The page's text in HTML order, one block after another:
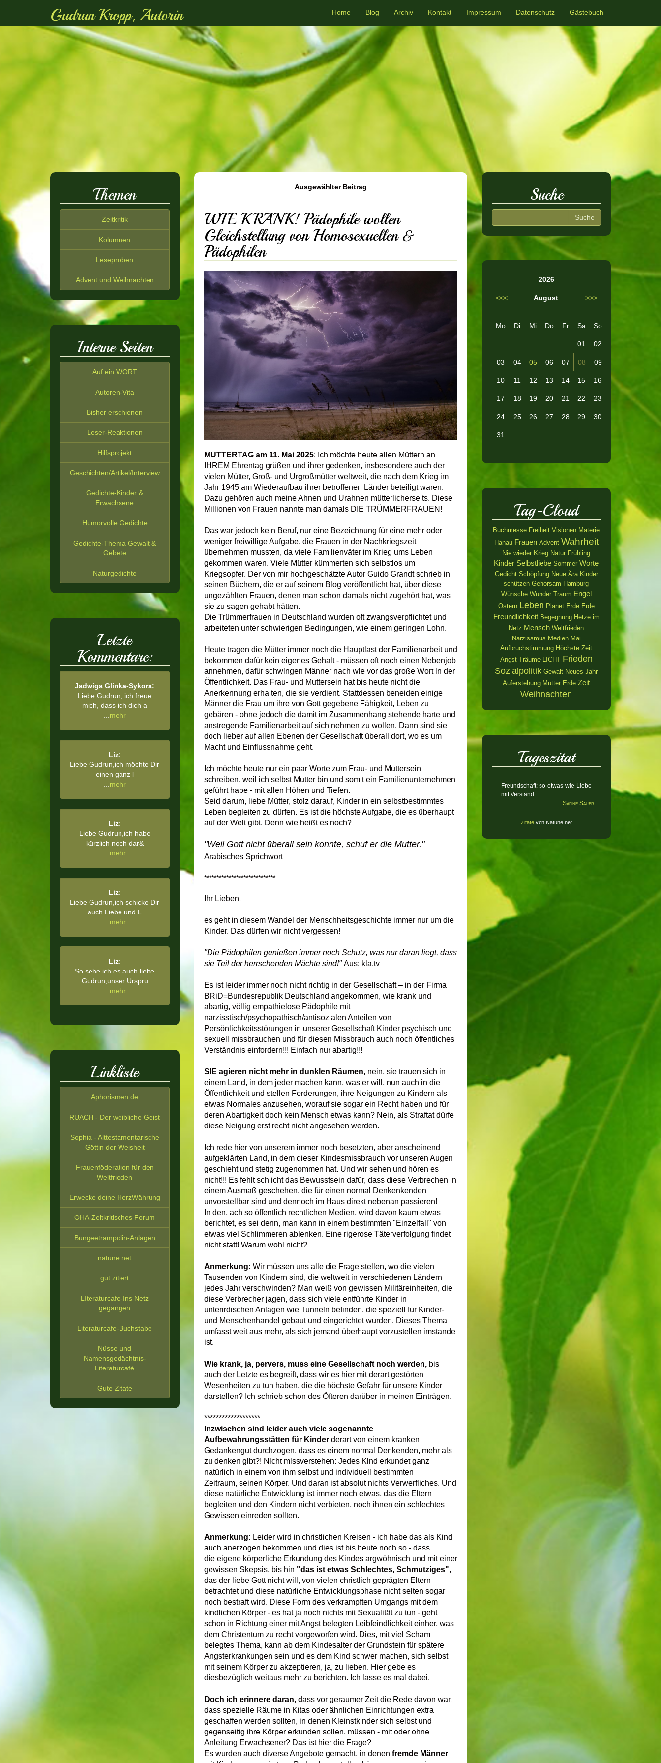
Gudrun Kropp, Autorin Home Blog Archiv Kontakt Impressum Datenschutz Gästebuch
Ausgewählter Beitrag
WIE KRANK! Pädophile wollen
Gleichstellung von Homosexuellen &
Pädophilen
MUTTERTAG am 11. Mai 2025: Ich möchte heute allen Müttern an
IHREM Ehrentag grüßen und ihrer gedenken, insbesondere auch der
vielen Mütter, Groß- und Urgroßmütter weltweit, die nach dem Krieg im
Jahr 1945 am Wiederaufbau ihrer betroffenen Länder beteiligt waren.
Dazu gehören auch meine Ahnen und Urahnen mütterlicherseits. Diese
Millionen von Frauen nannte man damals DIE TRÜMMERFRAUEN!
Das war jedoch kein Beruf, nur eine Bezeichnung für eine mehr oder
weniger freiwillige Aufgabe, die Frauen in der Nachkriegszeit
übernehmen mussten, da viele Familienväter im Krieg ums Leben
gekommen waren. Viele Mütter kümmerten sich selbstlos um
Kriegsopfer. Der von mir hochgeschätzte Autor Guido Grandt schrieb in
seinen Büchern, die er auf seinem Blog veröffentlicht hat, über diese
ungezählten Frauen, denen man schon damals nicht zugehört hat, was
sie zu sagen gehabt hätten.
Die Trümmerfrauen in Deutschland wurden oft zwangsverpflichtet und
arbeiteten unter schwierigen Bedingungen, wie einem geringen Lohn.
Heute tragen die Mütter immer noch die Hauptlast der Familienarbeit und
bekommen dafür kein eigenes Gehalt - müssen oft noch einen Nebenjob
annehmen, dafür schwingen Männer nach wie vor das große Wort in der
Öffentlichkeit. Das Frau- und Muttersein hat bis heute nicht die
Anerkennung erhalten, die sie verdient. Stattdessen beneiden einige
Männer die Frau um ihre von Gott gegebene Fähigkeit, Leben zu
gebären - ohne jedoch die damit im Zusammenhang stehende harte und
anstregende Familienarbeit auf sich nehmen zu wollen. Dann sind sie
doch lieber auf allen Ebenen der Gesellschaft überall dort, wo es um
Macht und Einflussnahme geht.
Ich möchte heute nur ein paar Worte zum Frau- und Muttersein
schreiben, weil ich selbst Mutter bin und somit ein Familienunternehmen
geführt habe - mit allen Höhen und Tiefen.
Seid darum, liebe Mütter, stolz darauf, Kinder in ein selbstbestimmtes
Leben begleiten zu dürfen. Es ist die höchste Aufgabe, die es überhaupt
auf der Welt gibt. Denn wie heißt es noch?
"Weil Gott nicht überall sein konnte, schuf er die Mutter."
Arabisches Sprichwort
*****************************
Ihr Lieben,
es geht in diesem Wandel der Menschheitsgeschichte immer nur um die
Kinder. Das dürfen wir nicht vergessen!
"Die Pädophilen genießen immer noch Schutz, was nur daran liegt, dass
sie Teil der herrschenden Mächte sind!"Aus: kla.tv
Es ist leider immer noch nicht richtig in der Gesellschaft – in der Firma
BRiD=Bundesrepublik Deutschland angekommen, wie krank und
abartig, völlig empathielose Pädophile mit
narzisstisch/psychopathisch/antisozialen Anteilen von
Persönlichkeitsstörungen in unserer Gesellschaft Kinder psychisch und
sexuell missbrauchen und für diesen Missbrauch auch noch öffentliches
Verständnis einfordern!!! Einfach nur abartig!!!
SIE agieren nicht mehr in dunklen Räumen, nein, sie trauen sich in
einem Land, in dem jeder machen kann, was er will, nun auch in die
Öffentlichkeit und stellen Forderungen, ihre Neigungen zu Kindern als
etwas Normales anzusehen, worauf sie sogar ein Recht haben und für
deren Abartigkeit doch kein Mensch etwas kann? Nein, als Straftat dürfe
diese Neigung erst recht nicht angesehen werden.
Ich rede hier von unserem immer noch besetzten, aber anscheinend
aufgeklärten Land, in dem dieser Kindesmissbrauch vor unseren Augen
geschieht und stetig zugenommen hat. Und wir sehen und hören es
nicht!!! Es fehlt schlicht das Bewusstsein dafür, dass diese Verbrechen in
einem Ausmaß geschehen, die für einen normal Denkenkenden
unvorstellbar sind und dennoch im Haus direkt nebenan passieren!
In den, ach so öffentlich rechtlichen Medien, wird davon kaum etwas
berichtet, es sei denn, man kann in einem bestimmten "Einzelfall" von
etwas viel Schlimmeren ablenken. Eine rigerose Täterverfolgung findet
nicht statt! Warum wohl nicht?
Anmerkung: Wir müssen uns alle die Frage stellen, wo die vielen
Tausenden von Kindern sind, die weltweit in verschiedenen Ländern
jedes Jahr verschwinden? Man weiß von gewissen Militäreinheiten, die
diese Verbrecher jagen, dass sich viele entführte Kinder in
unterirdischen Anlagen wie Tunneln befinden, die speziell für Kinder-
und Menschenhandel gebaut und eingerichtet wurden. Dieses Thema
umfasst weit aus mehr, als sich jemand überhaupt vorzustellen imstande
ist.
Wie krank, ja, pervers, muss eine Gesellschaft noch werden,bis
auch der Letzte es begreift, dass wir es hier mit derart gestörten
Wesenheiten zu tun haben, die die höchste Gefahr für unsere Kinder
darstellen? Ich schrieb schon des Öfteren darüber in meinen Einträgen.
*******************
Inzwischen sind leider auch viele sogenannte
Aufbewahrungsstätten für Kinder derart von einem kranken
Gedankengut durchzogen, dass es einem normal Denkenden, mehr als
zu denken gibt?! Nicht missverstehen: Jedes Kind erkundet ganz
natürlich in einem von ihm selbst und individuell bestimmten
Zeitraum, seinen Körper. Und daran ist absolut nichts Verwerfliches. Und
diese natürliche Entwicklung ist immer noch etwas, das die Eltern
begleiten und den Kindern nicht verbieten, noch ihnen ein schlechtes
Gewissen einreden sollten.
Anmerkung: Leider wird in christlichen Kreisen - ich habe das als Kind
auch anerzogen bekommen und dies ist bis heute noch so - dass
die eigene körperliche Erkundung des Kindes argwöhnisch und mit einer
gewissen Skepsis, bis hin "das ist etwas Schlechtes, Schmutziges",
das der liebe Gott nicht will, von vielen christlich geprägten Eltern
betrachtet und diese natürliche Entwicklungsphase nicht selten sogar
noch bestraft wird. Diese Form des verkrampften Umgangs mit dem
kindlichen Körper - es hat ja noch nichts mit Sexualität zu tun - geht
schon in Richtung einer mit Angst belegten Leibfeindlichkeit einher, was
dem Christentum zu recht vorgeworfen wird. Dies, mit viel Scham
belegtes Thema, kann ab dem Kindesalter der Grundstein für spätere
Angsterkrankungen sein und es dem Kind schwer machen, sich selbst
mit seinem Körper zu akzeptieren, ja, zu lieben. Hier gebe es
diesbezüglich weitaus mehr zu berichten. Ich lasse es mal dabei.
Doch ich erinnere daran,dass vor geraumer Zeit die Rede davon war,
dass spezielle Räume in Kitas oder ähnlichen Einrichtungen extra
geschaffen werden sollten, in denen Kleinstkinder sich selbst und
gegenseitig ihre Körper erkunden sollen, müssen - mit oder ohne
Anleitung Erwachsener? Das ist hier die Frage?
Es wurden auch diverse Angebote gemacht, in denen fremde Männer
Themen
Zeitkritik
Kolumnen
Leseproben
Advent und Weihnachten
Interne Seiten
Auf ein WORT
Autoren-Vita
Bisher erschienen
Leser-Reaktionen
Hilfsprojekt
Geschichten/Artikel/Interview
Gedichte-Kinder &
Erwachsene
Humorvolle Gedichte
Gedichte-Thema Gewalt &
Gebete
Naturgedichte
Letzte
Kommentare:
Jadwiga Glinka-Sykora:
Liebe Gudrun, ich freue
mich, dass ich dich a
mehr
Liz:
Liebe Gudrun,ich möchte Dir
einen ganz l
mehr
Liz:
Liebe Gudrun,ich habe
kürzlich noch dar&
mehr
Liz:
Liebe Gudrun,ich schicke Dir
auch Liebe und L
mehr
Liz:
So sehe ich es auch liebe
Gudrun,unser Urspru
mehr
Linkliste
Aphorismen.de
RUACH - Der weibliche Geist
Sophia - Alttestamentarische
Göttin der Weisheit
Frauenföderation für den
Weltfrieden
Erwecke deine HerzWährung
OHA-Zeitkritisches Forum
Bungeetrampolin-Anlagen
natune.net
gut zitiert
LIteraturcafe-Ins Netz
gegangen
Literaturcafe-Buchstabe
Nüsse und
Namensgedächtnis-
Literaturcafé
Gute Zitate
Suche
2026
<<< August >>>
Mo Di Mi Do Fr Sa So
01 02
03 04 05 06 07 08 09
10 11 12 13 14 15 16
17 18 19 20 21 22 23
24 25 26 27 28 29 30
31
Tag-Cloud
Buchmesse Freiheit Visionen Materie
Hanau Frauen Advent Wahrheit
Nie wieder Krieg Natur Frühling
Kinder Selbstliebe Sommer Worte
Gedicht Schöpfung Neue Ära Kinder
schützen Gehorsam Hamburg
Wünsche Wunder Traum Engel
Ostern Leben Planet Erde Erde
Freundlichkeit Begegnung Hetze im
Netz Mensch Weltfrieden
Narzissmus Medien Mai
Aufbruchstimmung Höchste Zeit
Angst Träume LICHT Frieden
Sozialpolitik Gewalt Neues Jahr
Auferstehung Mutter Erde Zeit
Weihnachten
Tageszitat
Freundschaft: so etwas wie Liebe
mit Verstand.
Sabine Sauer
Zitatevon Natune.net